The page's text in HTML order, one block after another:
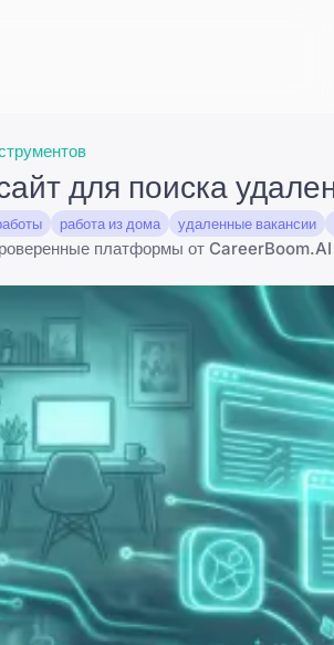
для поиска
работа из дома удаленные вакансии
платформы от